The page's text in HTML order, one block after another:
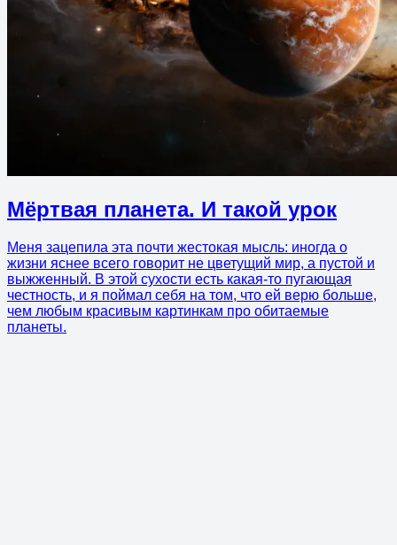
Мёртвая планета. И такой урок
Меня зацепила эта почти жестокая мысль: иногда о
жизни яснее всего говорит не цветущий мир, а пустой и
выжженный. В этой сухости есть какая-то пугающая
честность, и я поймал себя на том, что ей верю больше,
чем любым красивым картинкам про обитаемые
планеты.